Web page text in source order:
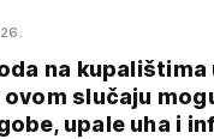
na kupalištima
ovom slučaju
upale uha i